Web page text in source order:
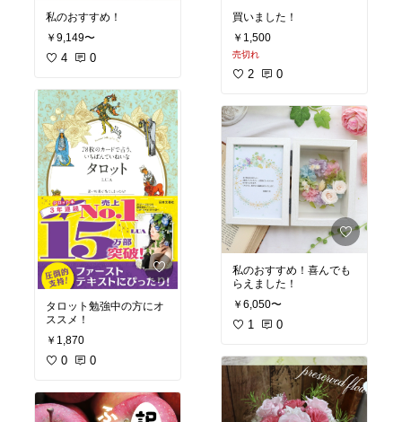
私のおすすめ！
￥9,149〜
4 0
タロット勉強中の方にオ
ススメ！
￥1,870
0 0
買いました！
￥1,500
売切れ
2 0
私のおすすめ！喜んでも
らえました！
￥6,050〜
1 0